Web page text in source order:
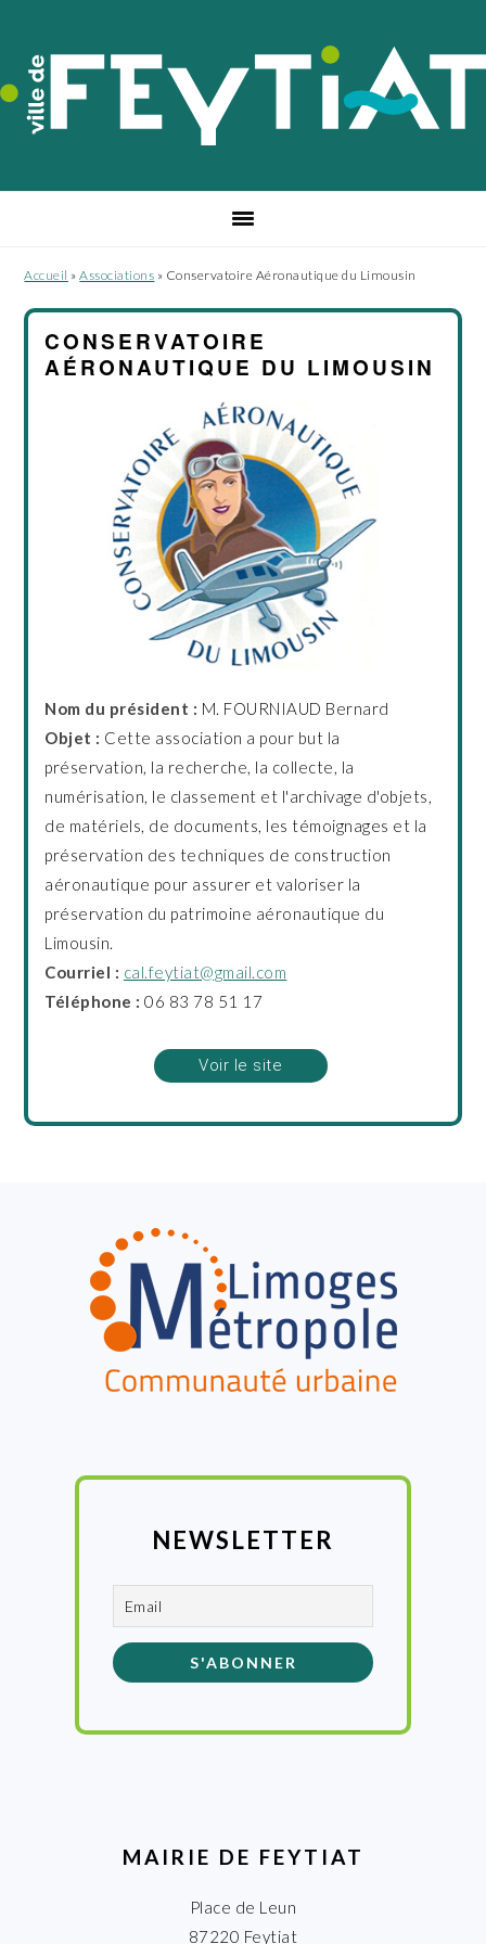
navigation
principale
contenu
principal
pied
de
page
Accueil »Associations » Conservatoire Aéronautique du Limousin
CONSERVATOIRE
AÉRONAUTIQUE DU LIMOUSIN
Nom du président : M. FOURNIAUD Bernard
Objet : Cette association a pour but la
préservation, la recherche, la collecte, la
numérisation, le classement et l'archivage d'objets,
de matériels, de documents, les témoignages et la
préservation des techniques de construction
aéronautique pour assurer et valoriser la
préservation du patrimoine aéronautique du
Limousin.
Courriel : cal.feytiat@gmail.com
Téléphone :06 83 78 51 17
Voir le site
NEWSLETTER
MAIRIE DE FEYTIAT
Place de Leun
87220 Feytiat